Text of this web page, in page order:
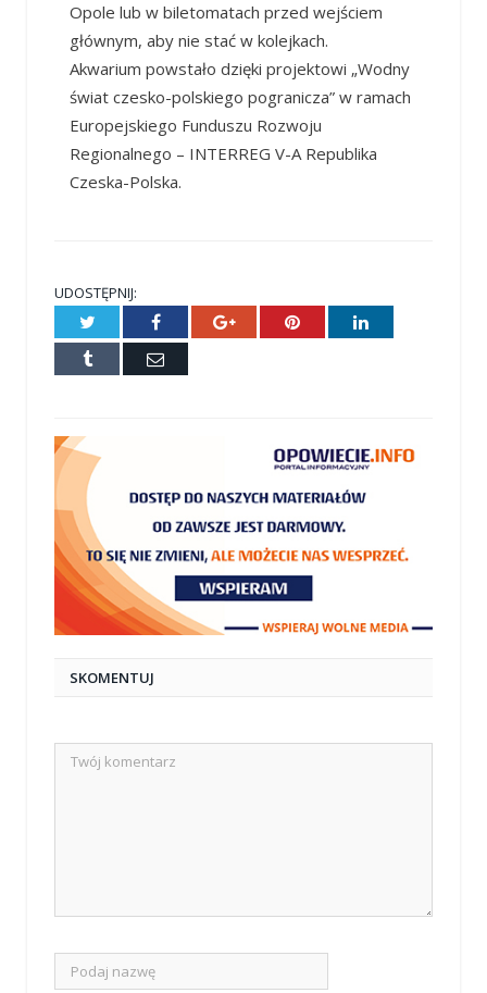
Opole lub w biletomatach przed wejściem
głównym, aby nie stać w kolejkach.
Akwarium powstało dzięki projektowi „Wodny
świat czesko-polskiego pogranicza” w ramach
Europejskiego Funduszu Rozwoju
Regionalnego – INTERREG V-A Republika
Czeska-Polska.
UDOSTĘPNIJ:
Twitter Facebook Google+ Pinterest LinkedIn
Tumblr
E-
SKOMENTUJ